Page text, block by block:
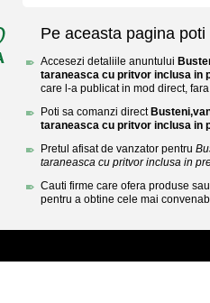
Pe aceasta pagina poti
Accesezi detaliile anuntului
taraneasca cu pritvor inclusa in
care l-a publicat in mod direct,
Poti sa comanzi direct
taraneasca cu pritvor inclusa in
Pretul afisat de vanzator pentru
taraneasca cu pritvor inclusa in
Cauti firme care ofera produse
pentru a obtine cele mai